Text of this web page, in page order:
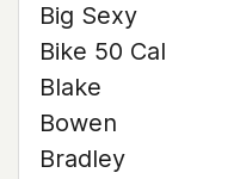
Big Sexy
Bike 50 Cal
Blake
Bowen
Bradley